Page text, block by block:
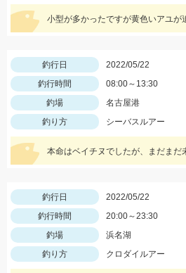
釣行日
2022/05/22
釣行時間
08:00～13:30
釣場
名古屋港
釣り方
シーバスルアー
釣行日
2022/05/22
釣行時間
20:00～23:30
釣場
浜名湖
釣り方
クロダイルアー